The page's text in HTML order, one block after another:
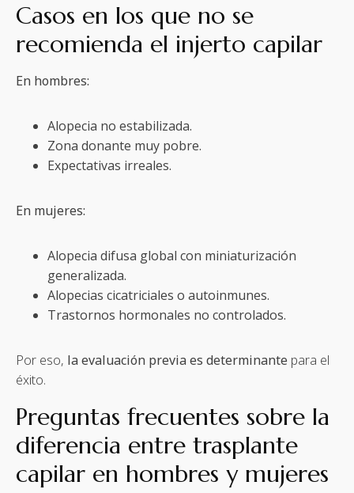
Casos en los que no se
recomienda el injerto capilar
En hombres:
Alopecia no estabilizada.
Zona donante muy pobre.
Expectativas irreales.
En mujeres:
Alopecia difusa global con miniaturización
generalizada.
Alopecias cicatriciales o autoinmunes.
Trastornos hormonales no controlados.
Por eso, la evaluación previa es determinante para el
éxito.
Preguntas frecuentes sobre la
diferencia entre trasplante
capilar en hombres y mujeres